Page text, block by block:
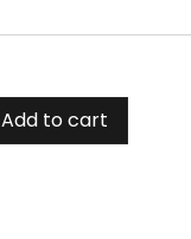
Add to cart